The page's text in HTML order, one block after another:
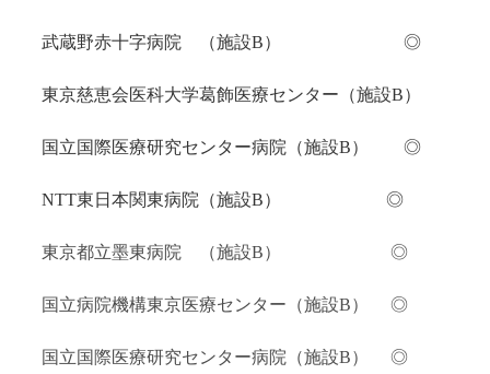
武蔵野赤十字病院 （施設B） ◎
東京慈恵会医科大学葛飾医療センター（施設B）
国立国際医療研究センター病院（施設B） ◎
NTT東日本関東病院（施設B） ◎
東京都立墨東病院 （施設B）◎
国立病院機構東京医療センター（施設B）◎
国立国際医療研究センター病院（施設B） ◎